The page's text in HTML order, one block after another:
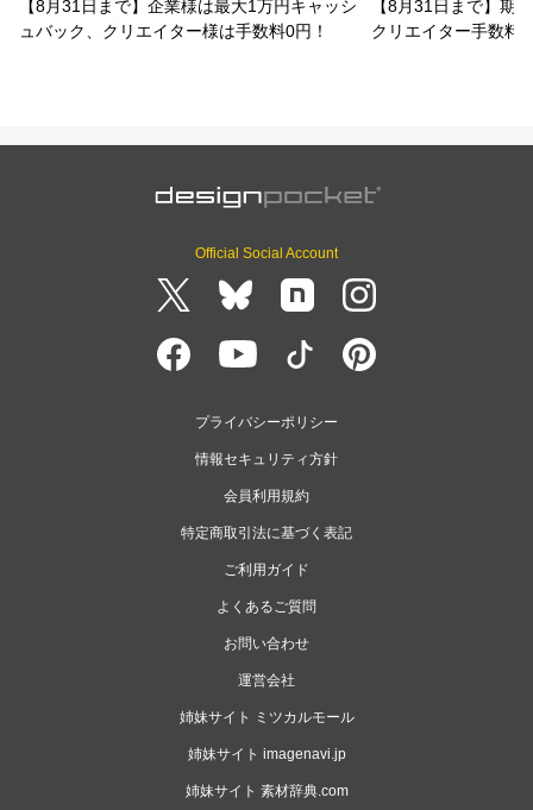
【8月31日まで】企業様は最大1万円キャッシ
ュバック、クリエイター様は手数料0円！
【8月31日まで】期
クリエイター手数料
Official Social Account
プライバシーポリシー
情報セキュリティ方針
会員利用規約
特定商取引法に基づく表記
ご利用ガイド
よくあるご質問
お問い合わせ
運営会社
姉妹サイト ミツカルモール
姉妹サイト imagenavi.jp
姉妹サイト 素材辞典.com